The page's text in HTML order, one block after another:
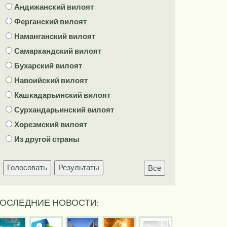
Андижанский вилоят
Ферганский вилоят
Наманганский вилоят
Самаркандский вилоят
Бухарский вилоят
Навоийский вилоят
Кашкадарьинский вилоят
Сурхандарьинский вилоят
Хорезмский вилоят
Из другой страны
Голосовать Результаты Все
НОВОСТИ: